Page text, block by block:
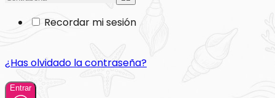
Recordar mi sesión
¿Has olvidado la contraseña?
Entrar